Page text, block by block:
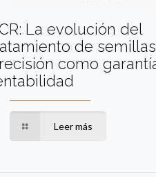
La evolución del
de
como
Leer más